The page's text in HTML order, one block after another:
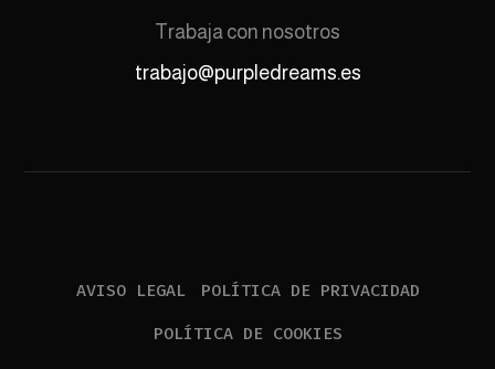
Trabaja con nosotros
trabajo@purpledreams.es
AVISO LEGAL
POLÍTICA DE PRIVACIDAD
POLÍTICA DE COOKIES